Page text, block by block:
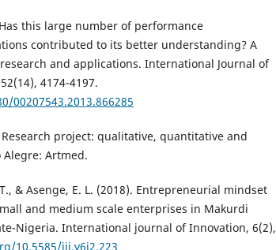
this large number of performance
contributed to its better understanding? A
and applications. International Journal of
4174-4197.
00207543.2013.866285
Research project: qualitative, quantitative and
Alegre: Artmed.
& Asenge, E. L. (2018). Entrepreneurial mindset
and medium scale enterprises in Makurdi
Nigeria. International journal of Innovation, 6(2),
10.5585/iji.v6i2.223